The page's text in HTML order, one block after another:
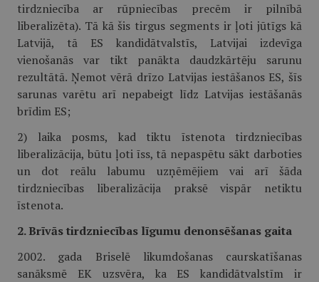
tirdzniecība ar rūpniecības precēm ir pilnībā
liberalizēta). Tā kā šis tirgus segments ir ļoti jūtīgs kā
Latvijā, tā ES kandidātvalstīs, Latvijai izdevīga
vienošanās var tikt panākta daudzkārtēju sarunu
rezultātā. Ņemot vērā drīzo Latvijas iestāšanos ES, šīs
sarunas varētu arī nepabeigt līdz Latvijas iestāšanās
brīdim ES;
2) laika posms, kad tiktu īstenota tirdzniecības
liberalizācija, būtu ļoti īss, tā nepaspētu sākt darboties
un dot reālu labumu uzņēmējiem vai arī šāda
tirdzniecības liberalizācija praksē vispār netiktu
īstenota.
2. Brīvās tirdzniecības līgumu denonsēšanas gaita
2002. gada Briselē likumdošanas caurskatīšanas
sanāksmē EK uzsvēra, ka ES kandidātvalstīm ir